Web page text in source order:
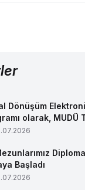
Dönüşüm
olarak, MUDÜ
Günleri'nde biz
Başladı